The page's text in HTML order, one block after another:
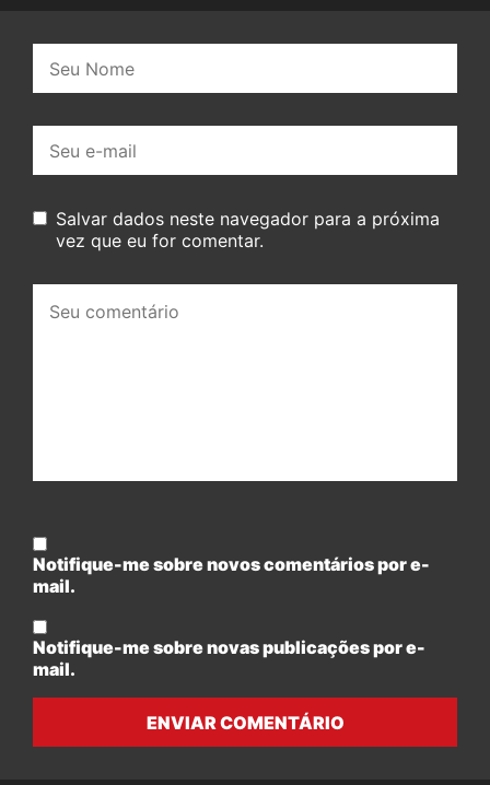
mail:
Salvar dados neste navegador para a próxima
vez que eu for comentar.
comentário:
Notifique-me sobre novos comentários por e-
mail.
Notifique-me sobre novas publicações por e-
mail.
ENVIAR COMENTÁRIO